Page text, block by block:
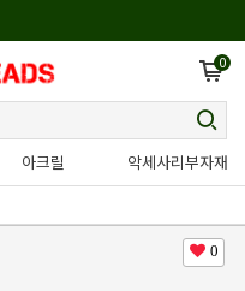
0
아크릴 악세사리부자재
0